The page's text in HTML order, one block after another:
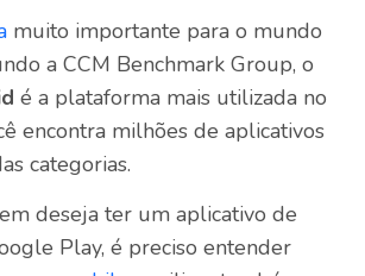
muito importante para o mundo
a CCM Benchmark Group, o
é a plataforma mais utilizada no
encontra milhões de aplicativos
categorias.
deseja ter um aplicativo de
Play, é preciso entender